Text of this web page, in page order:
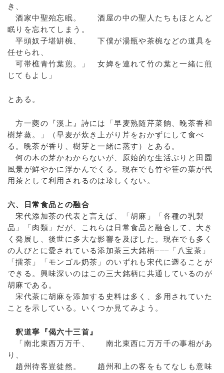
き、
酒家中聖殆忘眠。 酒屋の中の聖人たちもほとんど
眠りを忘れてしまう。
平頭奴子堪缾椀、 下僕が湯瓶や茶椀などの道具を
任せられ、
可帯樵青竹葉煎。」 女婢を連れて竹の葉と一緒に煎
じてもよし」
とある。
方一夔の『溪上』詩には「早麦熟随芹菜餉、晚茶香和
樹芽蒸。」（早麦が炊き上がり芹をおかずにして食べ
る。晩茶が香り、樹芽と一緒に蒸す）とある。
何の木の芽かわからないが、原始的な生活ぶりと田園
風景が鮮やかに浮かんでくる。現在でも竹や笹の葉が代
用茶として利用されるのは珍しくない。
六、日常食品との融合
宋代添加茶の代表と言えば、「胡麻」「各種の乳製
品」「肉類」だが、これらは日常食品と融合して、大き
く発展し、後世に多大な影響を及ぼした。現在でも多く
の人びとに愛されている添加茶三大銘柄–––「八宝茶」
「擂茶」「モンゴル奶茶」のいずれも宋代に遡ることが
できる。興味深いのはこの三大銘柄に共通しているのが
胡麻である。
宋代茶に胡麻を添加する史料は多く、多用されていた
ことを示している。いくつか見てみよう。
釈道寧『偈六十三首』
「南北東西万万千、 南北東西に万万千の事相があ
り、
趙州待客豈徒然。 趙州和上の客をもてなしも意味